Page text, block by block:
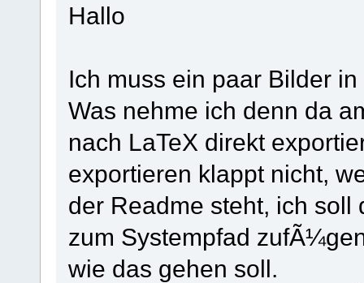
Hallo
Ich muss ein paar Bilder
Was nehme ich denn da
nach LaTeX direkt
exportieren klappt nicht,
der Readme steht, ich soll
zum Systempfad
wie das gehen soll.